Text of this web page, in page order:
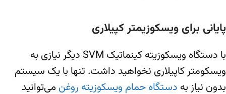
پایانی برای ویسکوزیمتر کپیلاری
با دستگاه ویسکوزیته کینماتیک SVM دیگر نیازی به
ویسکومتر کاپیلاری نخواهید داشت. تنها با یک سیستم
بدون نیاز به دستگاه حمام ویسکوزیته روغن می‌توانید